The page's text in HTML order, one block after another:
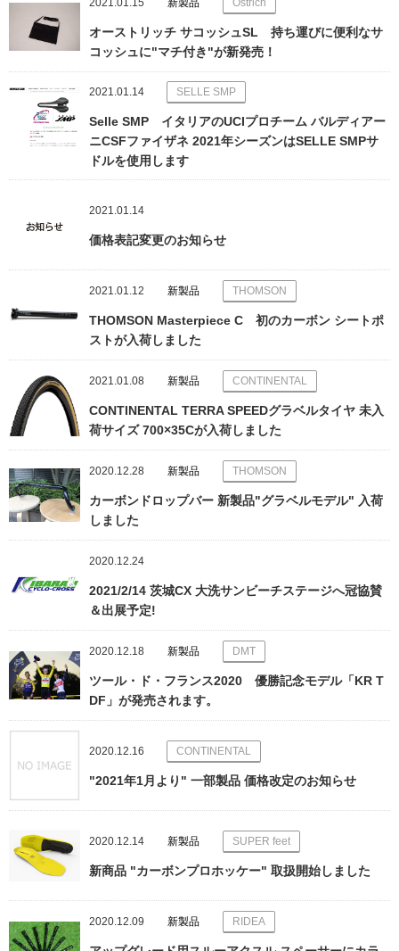
2021.01.15 新製品 Ostrich
オーストリッチ サコッシュSL 持ち運びに便利なサ
コッシュに"マチ付き"が新発売！
2021.01.14 SELLE SMP
Selle SMP イタリアのUCIプロチーム バルディアー
ニCSFファイザネ 2021年シーズンはSELLE SMPサ
ドルを使用します
2021.01.14
価格表記変更のお知らせ
2021.01.12 新製品 THOMSON
THOMSON Masterpiece C 初のカーボン シートポ
ストが入荷しました
2021.01.08 新製品 CONTINENTAL
CONTINENTAL TERRA SPEEDグラベルタイヤ 未入
荷サイズ 700×35Cが入荷しました
2020.12.28 新製品 THOMSON
カーボンドロップバー 新製品"グラベルモデル" 入荷
しました
2020.12.24
2021/2/14 茨城CX 大洗サンビーチステージへ冠協賛
＆出展予定!
2020.12.18 新製品 DMT
ツール・ド・フランス2020 優勝記念モデル「KR T
DF」が発売されます。
2020.12.16 CONTINENTAL
"2021年1月より" 一部製品 価格改定のお知らせ
2020.12.14 新製品 SUPER feet
新商品 "カーボンプロホッケー" 取扱開始しました
2020.12.09 新製品 RIDEA